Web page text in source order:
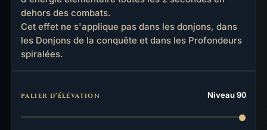
dehors des combats.
Cet effet ne s'applique pas dans les donjons, dans
les Donjons de la conquête et dans les Profondeurs
spiralées.
PALIER D’ÉLÉVATION Niveau 90